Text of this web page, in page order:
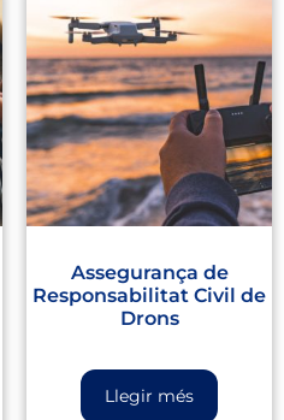
Assegurança de
Responsabilitat Civil de
Drons
Llegir més